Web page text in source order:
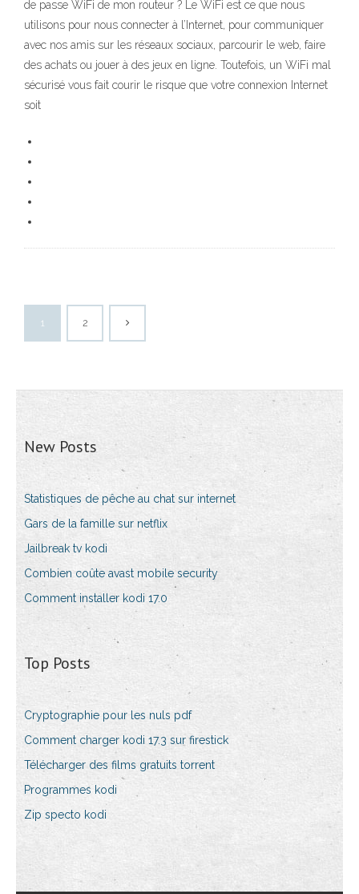
de passe WiFi de mon routeur ? Le WiFi est ce que nous
utilisons pour nous connecter à l’Internet, pour communiquer
avec nos amis sur les réseaux sociaux, parcourir le web, faire
des achats ou jouer à des jeux en ligne. Toutefois, un WiFi mal
sécurisé vous fait courir le risque que votre connexion Internet
soit
1 2
New Posts
Statistiques de pêche au chat sur internet
Gars de la famille sur netflix
Jailbreak tv kodi
Combien coûte avast mobile security
Comment installer kodi 17.0
Top Posts
Cryptographie pour les nuls pdf
Comment charger kodi 17.3 sur firestick
Télécharger des films gratuits torrent
Programmes kodi
Zip specto kodi